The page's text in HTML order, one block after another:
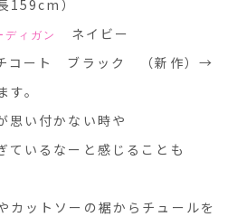
159cm）
ディガン
ネイビー
チコート ブラック （新作）→
。
思い付かない時や
ているなーと感じることも
カットソーの裾からチュールを